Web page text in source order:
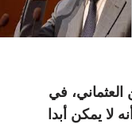
في
لا يمكن أبدا